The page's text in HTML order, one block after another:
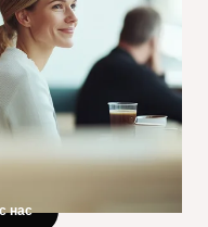
заедно с нас и
история на
в различни области и
ориентирана към
потенциал не се
направите днес - а в
утре.
насRead more - https://